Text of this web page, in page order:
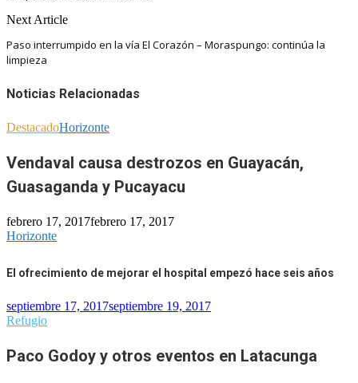
Next Article
Paso interrumpido en la vía El Corazón – Moraspungo: continúa la
limpieza
Noticias Relacionadas
DestacadoHorizonte
Vendaval causa destrozos en Guayacán,
Guasaganda y Pucayacu
febrero 17, 2017febrero 17, 2017
Horizonte
El ofrecimiento de mejorar el hospital empezó hace seis años
septiembre 17, 2017septiembre 19, 2017
Refugio
Paco Godoy y otros eventos en Latacunga